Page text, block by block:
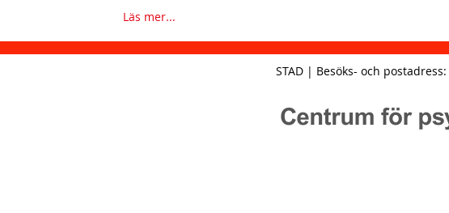
Läs mer...
STAD | Besöks- och